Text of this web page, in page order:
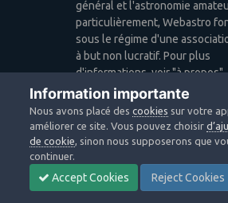
général et l'astronomie
particulièrement, Webastro
sous le régime d'une
à but non lucratif. Pour plus
d'informations, voir "à propos".
Publicité: pas de publicité
Icons made byFreepik,
Pixel Buddha,Icon Pondfrom
www.flaticon.comis licensed
BY
Design images: Courtesy NASA/
Information importante
Nous avons placé descookies sur votre
améliorer ce site. Vous pouvez choisir
de cookie, sinon nous supposerons que
continuer.
Accept Cookies Reject Cookies